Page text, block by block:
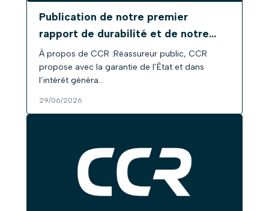
Publication de notre premier
rapport de durabilité et de notre...
À propos de CCR :Réassureur public, CCR
propose avec la garantie de l’État et dans
l’intérêt généra…
29/06/2026